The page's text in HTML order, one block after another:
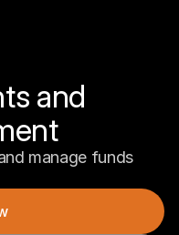
and
manage funds